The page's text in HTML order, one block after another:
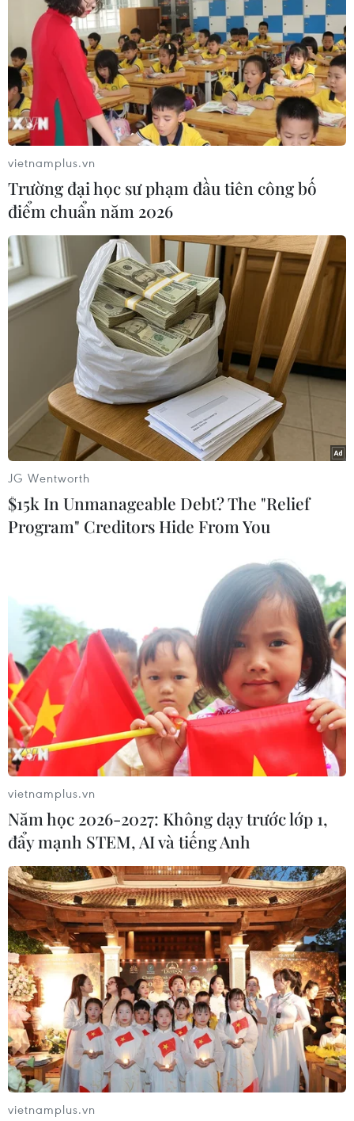
Các ngân hàng Nga gặp khó khăn sau khi
căng thẳng Nga-Ukraine gia tăng
28/02/2022 14:46
Ngân hàng Trung ương châu Âu (ECB) thông báo, thanh
khoản của Sberbank Europe đã xấu đi do ảnh hưởng
của các hành động của Nga liên quan tới Ukraine.
Nhật Bản hạn chế giao dịch với Ngân hàng
Trung ương Liên bang Nga
Hôm 27/2, Nhật Bản đã ủng hộ các nỗ lực của một số
nước thành viên khác trong nhóm G7 loại một số ngân
hàng Nga ra khỏi hệ thống thanh toán quốc tế SWIFT.
Loại Nga khỏi hệ thống SWIFT, phương
Tây cũng bị 'tổn thương'
01/03/2022 15:04
Với biện pháp trừng phạt này, kinh tế Nga đương nhiên
sẽ hứng chịu tổn thất không nhỏ, nhưng phương Tây
cũng bị ảnh hưởng nghiêm trọng khi giá cả tăng vọt,
đẩy lạm phát lên cao.
vietnamplus.vn
Trường đại học sư phạm đầu tiên công bố
điểm chuẩn năm 2026
JG Wentworth
$15k In Unmanageable Debt? The "Relief
Program" Creditors Hide From You
vietnamplus.vn
Năm học 2026-2027: Không dạy trước lớp 1,
đẩy mạnh STEM, AI và tiếng Anh
vietnamplus.vn